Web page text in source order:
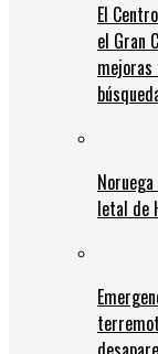
El
el Gran
letal de